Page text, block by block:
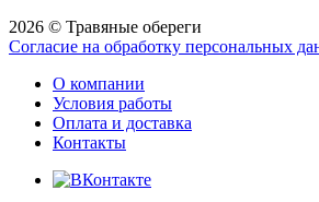
2026 © Травяные обереги
Согласие на обработку персональных
О компании
Условия работы
Оплата и доставка
Контакты